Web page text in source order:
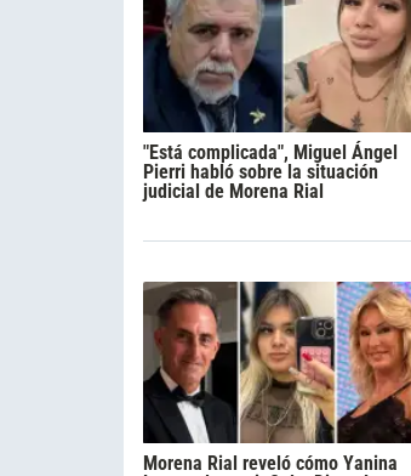
"Está complicada", Miguel Ángel
Pierri habló sobre la situación
judicial de Morena Rial
Morena Rial reveló cómo Yanina